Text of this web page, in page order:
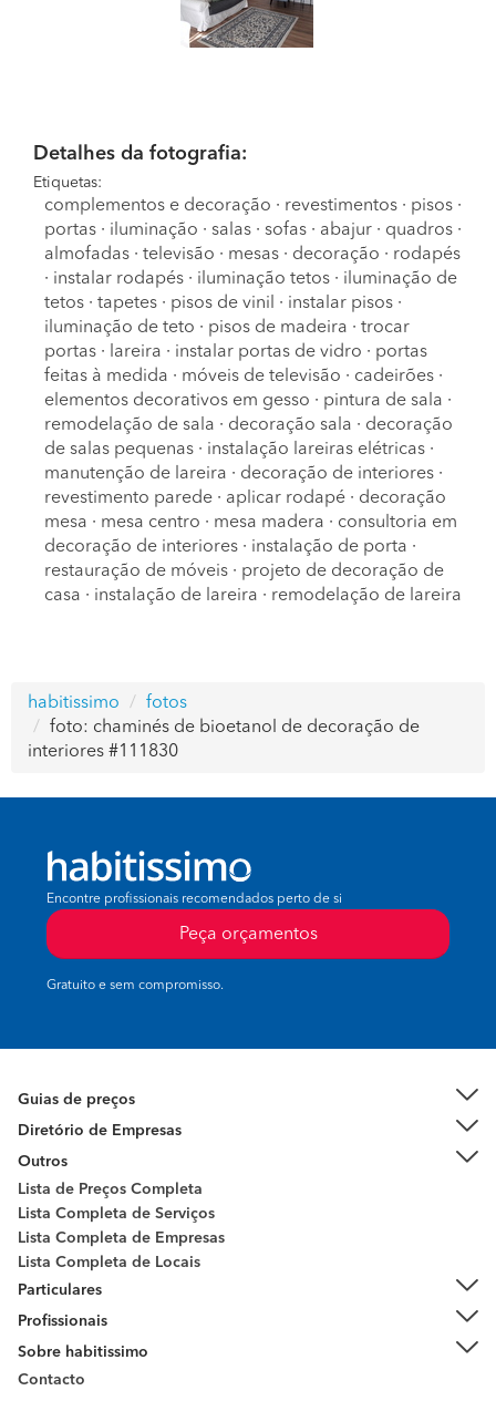
Detalhes da fotografia:
Etiquetas:
complementos e decoração · revestimentos · pisos ·
portas · iluminação · salas · sofas · abajur · quadros ·
almofadas · televisão · mesas · decoração · rodapés
· instalar rodapés · iluminação tetos · iluminação de
tetos · tapetes · pisos de vinil · instalar pisos ·
iluminação de teto · pisos de madeira · trocar
portas · lareira · instalar portas de vidro · portas
feitas à medida · móveis de televisão · cadeirões ·
elementos decorativos em gesso · pintura de sala ·
remodelação de sala · decoração sala · decoração
de salas pequenas · instalação lareiras elétricas ·
manutenção de lareira · decoração de interiores ·
revestimento parede · aplicar rodapé · decoração
mesa · mesa centro · mesa madera · consultoria em
decoração de interiores · instalação de porta ·
restauração de móveis · projeto de decoração de
casa · instalação de lareira · remodelação de lareira
habitissimo
fotos
foto: chaminés de bioetanol de decoração de
interiores #111830
Encontre profissionais recomendados perto de si
Peça orçamentos
Gratuito e sem compromisso.
Guias de preços
Diretório de Empresas
Outros
Lista de Preços Completa
Lista Completa de Serviços
Lista Completa de Empresas
Lista Completa de Locais
Particulares
Profissionais
Sobre habitissimo
Contacto